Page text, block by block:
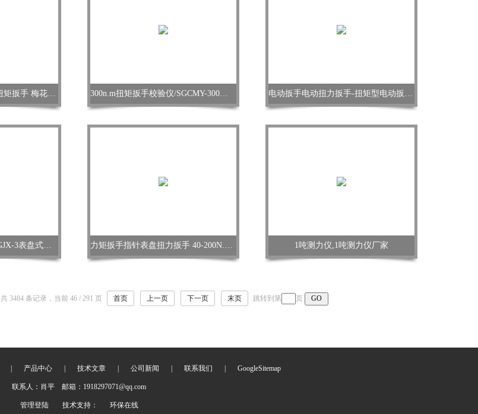
力矩扳手梅花头预置式扭矩扳手 梅花预置扭力扳手 300n.m扭矩扳手校验仪/SGCMY-300扭力标定仪 电动扳手电动扭力扳手-扭矩型电动扳手厂家
0-30KN表盘式测力仪/SGJX-3表盘式测力仪 力矩扳手指针表盘扭力扳手 40-200N.m表盘式扭矩扳手 1吨测力仪,1吨测力仪厂家
共 3484 条记录，当前 46 / 291 页 首页 上一页 下一页 末页 跳转到第 页
产品中心 技术文章 公司新闻 联系我们 GoogleSitemap
联系人：肖平 邮箱：1918297071@qq.com
管理登陆 技术支持： 环保在线